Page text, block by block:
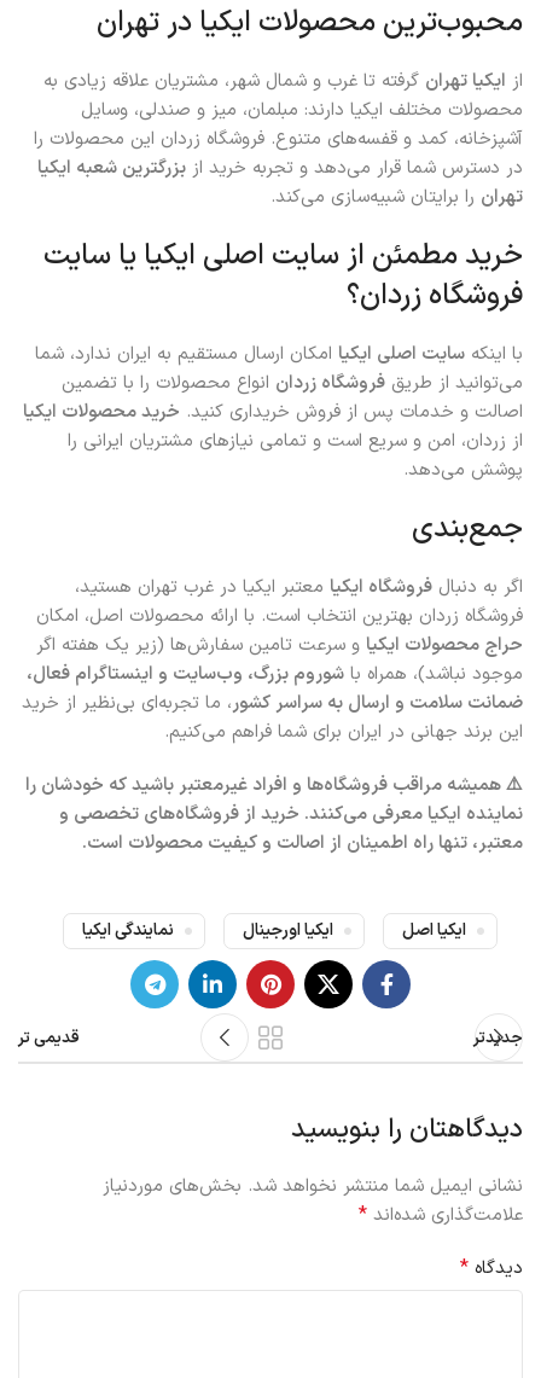
محبوب‌ترین محصولات ایکیا در تهران
از ایکیا تهران گرفته تا غرب و شمال شهر، مشتریان علاقه زیادی به
محصولات مختلف ایکیا دارند: مبلمان، میز و صندلی، وسایل
آشپزخانه، کمد و قفسه‌های متنوع. فروشگاه زردان این محصولات را
در دسترس شما قرار می‌دهد و تجربه خرید از بزرگترین شعبه ایکیا
تهران را برایتان شبیه‌سازی می‌کند.
خرید مطمئن از سایت اصلی ایکیا یا سایت
فروشگاه زردان؟
با اینکه سایت اصلی ایکیا امکان ارسال مستقیم به ایران ندارد، شما
می‌توانید از طریق فروشگاه زردان انواع محصولات را با تضمین
اصالت و خدمات پس از فروش خریداری کنید. خرید محصولات ایکیا
از زردان، امن و سریع است و تمامی نیازهای مشتریان ایرانی را
پوشش می‌دهد.
جمع‌بندی
اگر به دنبال فروشگاه ایکیا معتبر ایکیا در غرب تهران هستید،
فروشگاه زردان بهترین انتخاب است. با ارائه محصولات اصل، امکان
حراج محصولات ایکیا و سرعت تامین سفارش‌ها (زیر یک هفته اگر
موجود نباشد)، همراه با شوروم بزرگ، وب‌سایت و اینستاگرام فعال،
ضمانت سلامت و ارسال به سراسر کشور، ما تجربه‌ای بی‌نظیر از خرید
این برند جهانی در ایران برای شما فراهم می‌کنیم.
⚠️ همیشه مراقب فروشگاه‌ها و افراد غیرمعتبر باشید که خودشان را
نماینده ایکیا معرفی می‌کنند. خرید از فروشگاه‌های تخصصی و
معتبر، تنها راه اطمینان از اصالت و کیفیت محصولات است.
ایکیا اصل ایکیا اورجینال نمایندگی ایکیا
جدیدتر قدیمی تر
دیدگاهتان را بنویسید
نشانی ایمیل شما منتشر نخواهد شد. بخش‌های موردنیاز
علامت‌گذاری شده‌اند *
دیدگاه *